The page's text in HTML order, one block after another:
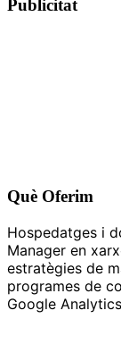
Publicitat
Què Oferim
Hospedatges i
Manager en
estratègies de
programes de
Google